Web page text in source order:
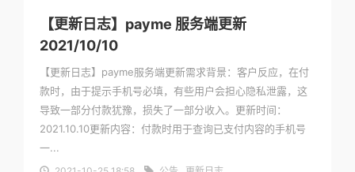
【更新日志】payme 服务端更新
2021/10/10
【更新日志】payme服务端更新需求背景：客户反应，在付
款时，由于提示手机号必填，有些用户会担心隐私泄露，这
导致一部分付款犹豫，损失了一部分收入。更新时间：
2021.10.10更新内容：付款时用于查询已支付内容的手机号
一...